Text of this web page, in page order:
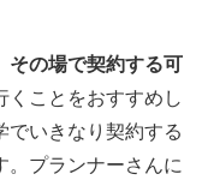
その場で契約する可
くことをおすすめし
でいきなり契約する
。プランナーさんに